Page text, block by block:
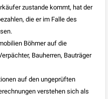
zustande kommt, hat der
die er im Falle des
Böhmer auf die
Bauherren, Bauträger
auf den ungeprüften
verstehen sich als